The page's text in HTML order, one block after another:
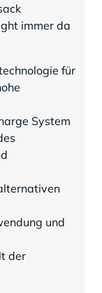
immer da
für
System
und
der